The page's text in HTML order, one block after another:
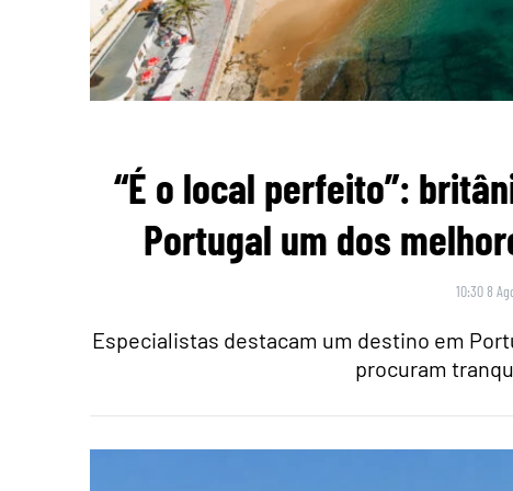
“É o local perfeito”:
Portugal um dos
10:30 8
Especialistas destacam um destino em
procuram